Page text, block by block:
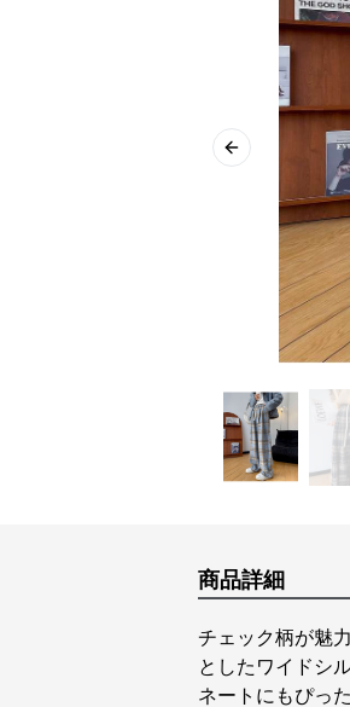
Previous slide
商品詳細
チェック柄が魅
としたワイドシ
ネートにもぴっ